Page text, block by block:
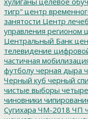
тигр" центр
занятости Центр
управления регионом
Центральный Банк
телевидение
частичная
футболу черная дыра
Черный куб черный
чистые выборы
чиновники
Сугихара ЧМ-2018 ЧП